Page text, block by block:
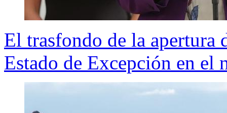
El trasfondo de la apertura
Estado de Excepción en el